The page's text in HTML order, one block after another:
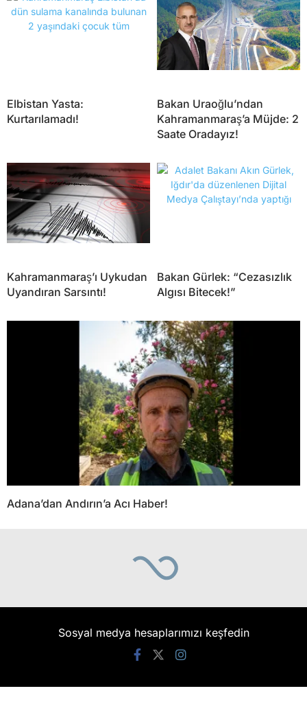
Elbistan Yasta:
Kurtarılamadı!
Bakan Uraoğlu’ndan
Kahramanmaraş’a Müjde: 2
Saate Oradayız!
Kahramanmaraş’ı Uykudan
Uyandıran Sarsıntı!
Bakan Gürlek: “Cezasızlık
Algısı Bitecek!”
Adana’dan Andırın’a Acı Haber!
Sosyal medya hesaplarımızı keşfedin